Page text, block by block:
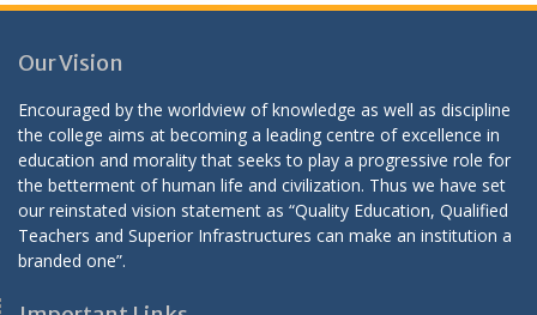
Our Vision
Encouraged by the worldview of knowledge as well as discipline
the college aims at becoming a leading centre of excellence in
education and morality that seeks to play a progressive role for
the betterment of human life and civilization. Thus we have set
our reinstated vision statement as “Quality Education, Qualified
Teachers and Superior Infrastructures can make an institution a
branded one”.